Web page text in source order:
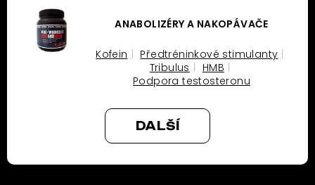
ANABOLIZÉRY A NAKOPÁVAČE
Kofein
Předtréninkové stimulanty
Tribulus
HMB
Podpora testosteronu
DALŠÍ